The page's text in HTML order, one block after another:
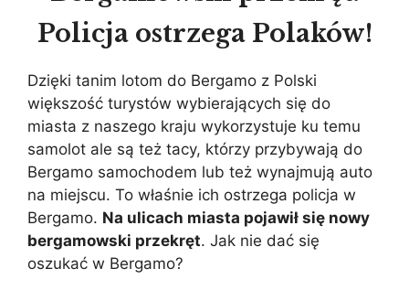
Policja ostrzega Polaków!
Dzięki tanim lotom do Bergamo z Polski
większość turystów wybierających się do
miasta z naszego kraju wykorzystuje ku temu
samolot ale są też tacy, którzy przybywają do
Bergamo samochodem lub też wynajmują auto
na miejscu. To właśnie ich ostrzega policja w
Bergamo. Na ulicach miasta pojawił się nowy
bergamowski przekręt. Jak nie dać się
oszukać w Bergamo?